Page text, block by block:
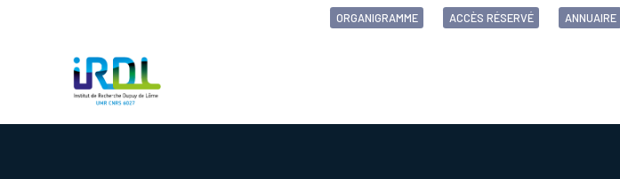
ORGANIGRAMME ACCÈS RÉSERVÉ ANNUAIRE